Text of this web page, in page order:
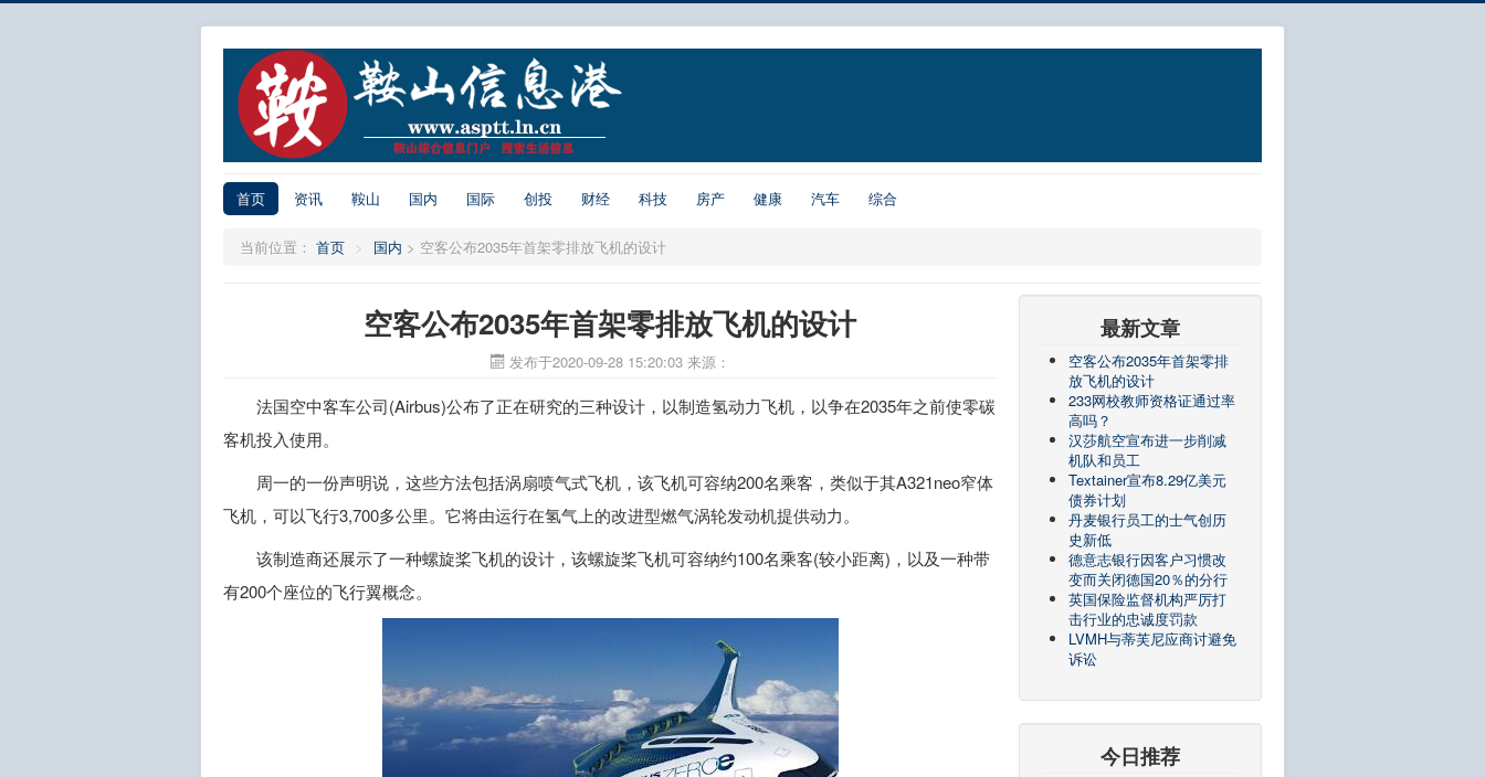
首页 资讯 鞍山 国内 国际 创投 财经 科技 房产 健康 汽车 综合
当前位置： 首页 > 国内 > 空客公布2035年首架零排放飞机的设计
空客公布2035年首架零排放飞机的设计
发布于2020-09-28 15:20:03 来源：
法国空中客车公司(Airbus)公布了正在研究的三种设计，以制造氢动力飞机，以争在2035年之前使零碳
客机投入使用。
周一的一份声明说，这些方法包括涡扇喷气式飞机，该飞机可容纳200名乘客，类似于其A321neo窄体
飞机，可以飞行3,700多公里。它将由运行在氢气上的改进型燃气涡轮发动机提供动力。
该制造商还展示了一种螺旋桨飞机的设计，该螺旋桨飞机可容纳约100名乘客(较小距离)，以及一种带
有200个座位的飞行翼概念。
最新文章
空客公布2035年首架零排
放飞机的设计
233网校教师资格证通过率
高吗？
汉莎航空宣布进一步削减
机队和员工
Textainer宣布8.29亿美元
债券计划
丹麦银行员工的士气创历
史新低
德意志银行因客户习惯改
变而关闭德国20％的分行
英国保险监督机构严厉打
击行业的忠诚度罚款
LVMH与蒂芙尼应商讨避免
诉讼
今日推荐